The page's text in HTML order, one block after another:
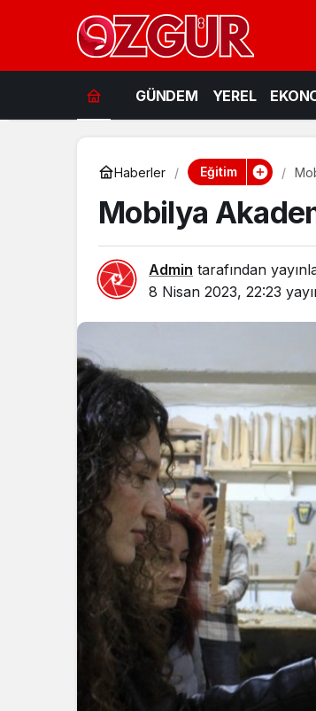
GÜNDEM YEREL
Haberler Eğitim
Mobilya
Admin tarafından
8 Nisan 2023, 22:23